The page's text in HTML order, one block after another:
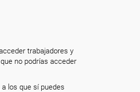
trabajadores y
no podrías acceder
los que sí puedes